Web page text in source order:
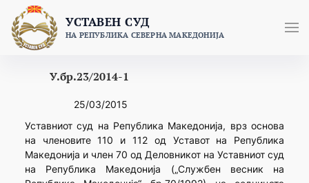
content
УСТАВЕН СУД
НА РЕПУБЛИКА СЕВЕРНА МАКЕДОНИЈА
У.бр.23/2014-1
25/03/2015
Уставниот суд на Република Македонија, врз основа
на членовите 110 и 112 од Уставот на Република
Македонија и член 70 од Деловникот на Уставниот суд
на Република Македонија („Службен весник на